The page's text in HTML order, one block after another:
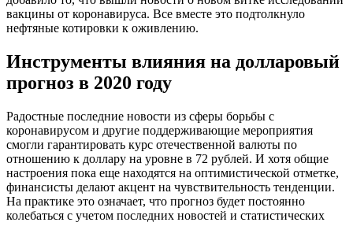
вакцины от коронавируса. Все вместе это подтолкнуло
нефтяные котировки к оживлению.
Инструменты влияния на долларовый
прогноз в 2020 году
Радостные последние новости из сферы борьбы с
коронавирусом и другие поддерживающие мероприятия
смогли гарантировать курс отечественной валюты по
отношению к доллару на уровне в 72 рублей. И хотя общие
настроения пока еще находятся на оптимистической отметке,
финансисты делают акцент на чувствительность тенденции.
На практике это означает, что прогноз будет постоянно
колебаться с учетом последних новостей и статистических